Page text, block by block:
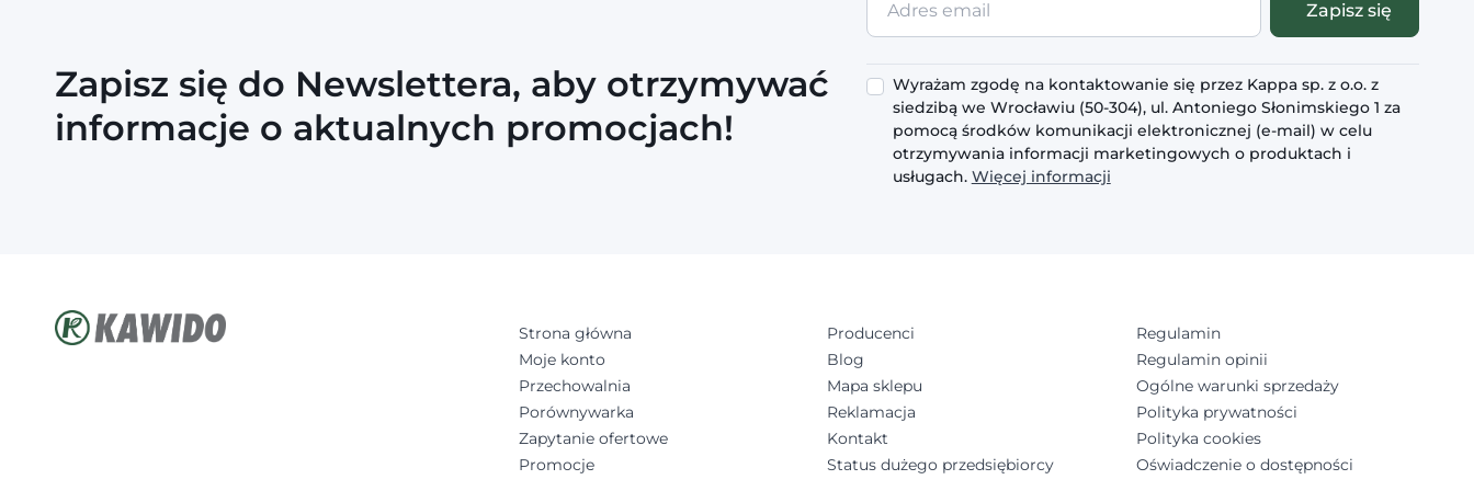
Zapisz się do Newslettera, aby otrzymywać
informacje o aktualnych promocjach!
email
Zapisz się
Wyrażam zgodę na kontaktowanie się przez Kappa sp. z o.o. z
siedzibą we Wrocławiu (50-304), ul. Antoniego Słonimskiego 1 za
pomocą środków komunikacji elektronicznej (e-mail) w celu
otrzymywania informacji marketingowych o produktach i
usługach. Więcej informacji
Strona główna
Moje konto
Przechowalnia
Porównywarka
Zapytanie ofertowe
Promocje
Producenci
Blog
Mapa sklepu
Reklamacja
Kontakt
Status dużego przedsiębiorcy
Regulamin
Regulamin opinii
Ogólne warunki sprzedaży
Polityka prywatności
Polityka cookies
Oświadczenie o dostępności